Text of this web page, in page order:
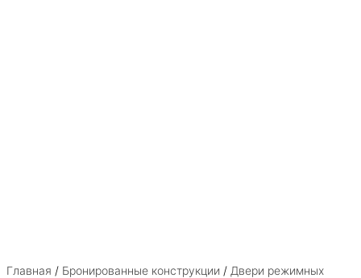
Главная / Бронированные конструкции / Двери режимных